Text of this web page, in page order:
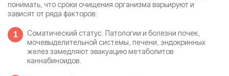
понимать, что сроки очищения организма варьируют и
зависят от ряда факторов:
Соматический статус. Патологии и болезни почек,
мочевыделительной системы, печени, эндокринных
желез замедляют эвакуацию метаболитов
каннабиноидов.